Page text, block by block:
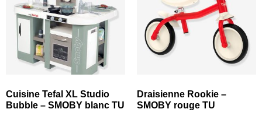
Cuisine Tefal XL Studio
Bubble – SMOBY blanc TU
Draisienne Rookie –
SMOBY rouge TU